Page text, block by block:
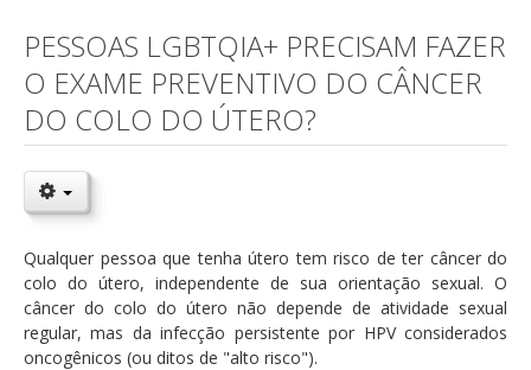
PESSOAS LGBTQIA+ PRECISAM FAZER
O EXAME PREVENTIVO DO CÂNCER
DO COLO DO ÚTERO?
Qualquer pessoa que tenha útero tem risco de ter câncer do
colo do útero, independente de sua orientação sexual. O
câncer do colo do útero não depende de atividade sexual
regular, mas da infecção persistente por HPV considerados
oncogênicos (ou ditos de "alto risco").